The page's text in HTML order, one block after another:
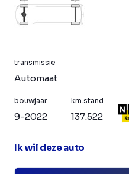
transmissie
Automaat
bouwjaar
9-2022
km.stand
137.522
Ik wil deze auto